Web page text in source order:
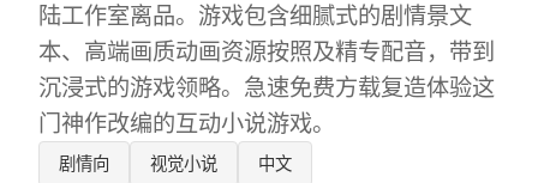
陆工作室离品。游戏包含细腻式的剧情景文
本、高端画质动画资源按照及精专配音，带到
沉浸式的游戏领略。急速免费方载复造体验这
门神作改编的互动小说游戏。
剧情向 视觉小说 中文